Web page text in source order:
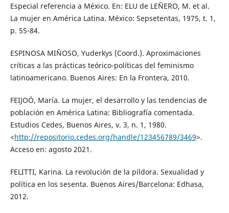
Especial referencia a México. En: ELU de LEÑERO, M. et al.
La mujer en América Latina. México: Sepsetentas, 1975, t. 1,
p. 55-84.
ESPINOSA MIÑOSO, Yuderkys (Coord.). Aproximaciones
críticas a las prácticas teórico-políticas del feminismo
latinoamericano. Buenos Aires: En la Frontera, 2010.
FEIJOÓ, María. La mujer, el desarrollo y las tendencias de
población en América Latina: Bibliografía comentada.
Estudios Cedes, Buenos Aires, v. 3, n. 1, 1980.
<http://repositorio.cedes.org/handle/123456789/3469>.
Acceso en: agosto 2021.
FELITTI, Karina. La revolución de la píldora. Sexualidad y
política en los sesenta. Buenos Aires/Barcelona: Edhasa,
2012.